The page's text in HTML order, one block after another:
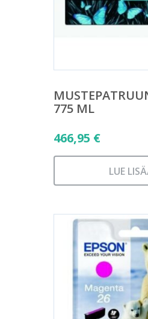
775 ML
466,95 €
LUE